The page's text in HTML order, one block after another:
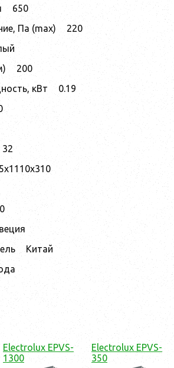
650
Па (max)
220
200
кВт
0.19
32
Китай
Electrolux EPVS-
1300
Electrolux EPVS-
350